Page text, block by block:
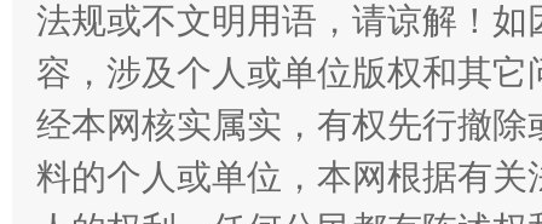
法规或不文明用语，请谅解！
容，涉及个人或单位版权和其它
经本网核实属实，有权先行撤
料的个人或单位，本网根据有